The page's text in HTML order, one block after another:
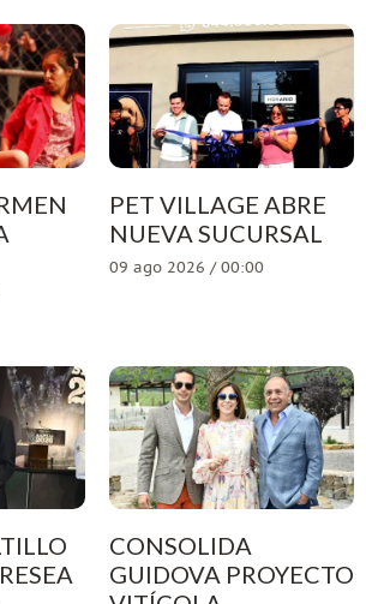
PET VILLAGE ABRE
NUEVA SUCURSAL
09 ago 2026 / 00:00
CONSOLIDA
GUIDOVA PROYECTO